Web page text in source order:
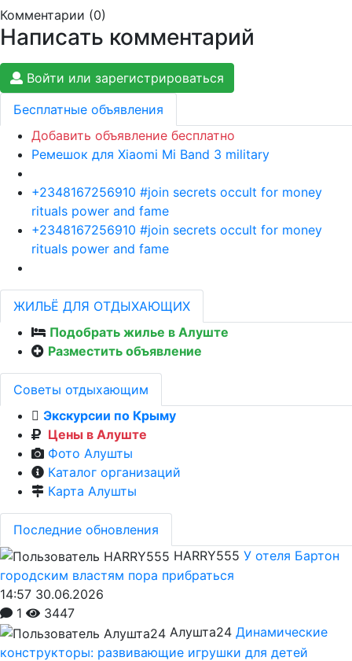
Комментарии (0)
Написать комментарий
Войти или зарегистрироваться
Бесплатные объявления
Добавить объявление бесплатно
Ремешок для Xiaomi Mi Band 3 military
+2348167256910 #join secrets occult for money
rituals power and fame
+2348167256910 #join secrets occult for money
rituals power and fame
ЖИЛЬЁ ДЛЯ ОТДЫХАЮЩИХ
Подобрать жилье в Алуште
Разместить объявление
Советы отдыхающим
Экскурсии по Крыму
Цены в Алуште
Фото Алушты
Каталог организаций
Карта Алушты
Последние обновления
HARRY555 У отеля Бартон
городским властям пора прибраться
14:57 30.06.2026
1
3447
Алушта24 Динамические
конструкторы: развивающие игрушки для детей